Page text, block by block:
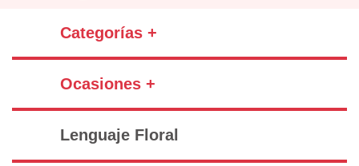
Categorías +
Ocasiones +
Lenguaje Floral